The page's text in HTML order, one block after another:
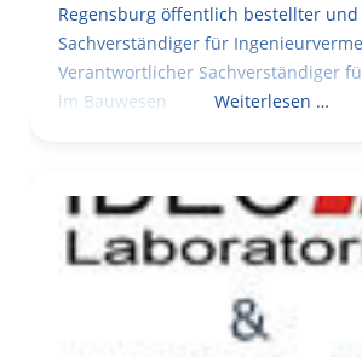
Regensburg öffentlich bestellter
Sachverständiger für
Verantwortlicher Sachverständiger
im Bauwesen
Weiterlesen …